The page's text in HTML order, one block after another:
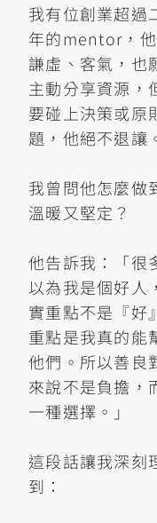
我有位創業超過
年的mentor，
謙虛、客氣，也
主動分享資源，
要碰上決策或原
題，他絕不退讓
我曾問他怎麼做
溫暖又堅定？
他告訴我：「很
以為我是個好人
實重點不是『好
重點是我真的能
他們。所以善良
來說不是負擔，
一種選擇。」
這段話讓我深刻
到：